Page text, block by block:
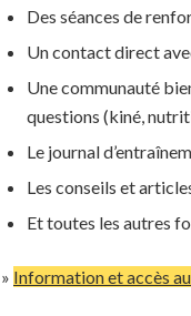
Des séances de
Un contact direct
Une communauté
questions (kiné,
Le journal
Les conseils et
Et toutes les autres
» Information et accès